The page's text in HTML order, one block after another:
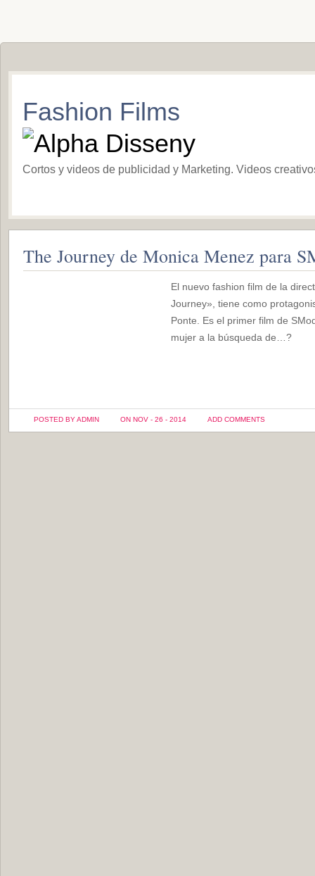
Fashion Films
Cortos y videos de publicidad y Marketing. Videos
The Journey de Monica Menez para
El nuevo fashion film de la
Journey», tiene como
Ponte. Es el primer film de
mujer a la búsqueda de…?
POSTED BY ADMIN ON NOV - 26 - 2014 ADD COMMENTS